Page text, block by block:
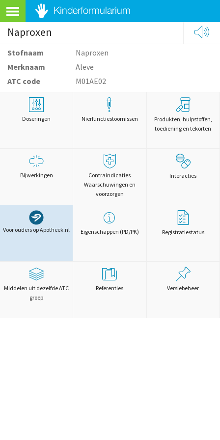
Naproxen
Stofnaam
Naproxen
Merknaam
Aleve
ATC code
M01AE02
Doseringen Nierfunctiestoornissen
Produkten, hulpstoffen,
toediening en tekorten
Bijwerkingen
Contraindicaties
Waarschuwingen en
voorzorgen
Interacties
Voor ouders op Apotheek.nl Eigenschappen (PD/PK) Registratiestatus
Middelen uit dezelfde ATC
groep
Referenties Versiebeheer